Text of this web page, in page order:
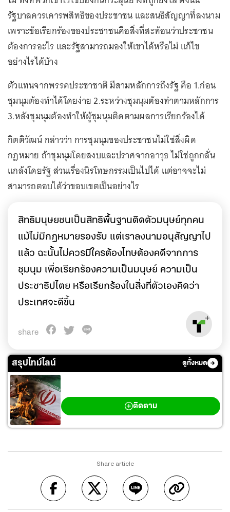
รัฐบาลควรเคารพสิทธิของประชาชน และสนธิสัญญาที่ลงนาม
เพราะข้อเรียกร้องของประชาชนคือสิ่งที่สะท้อนว่าประชาชน
ต้องการอะไร และรัฐสามารถมองให้เขาได้หรือไม่ แก้ไข
อย่างไรได้บ้าง
ตัวแทนจากพรรคประชาชาติ มีสามหลักการถึงรัฐ คือ 1.ก่อน
ชุมนุมต้องทำได้โดยง่าย 2.ระหว่างชุมนุมต้องทำตามหลักการ
3.หลังชุมนุมต้องทำให้ผู้ชุมนุมติดตามผลการเรียกร้องได้
กิตติวัฒน์ กล่าวว่า การชุมนุมของประชาชนไม่ใช่สิ่งผิด
กฎหมาย ถ้าชุมนุมโดยสงบและปราศจากอาวุธ ไม่ใช่ถูกกลั่น
แกล้งโดยรัฐ ส่วนเรื่องนิรโทษกรรมเป็นไปได้ แต่อาจจะไม่
สามารถตอบได้ว่าขอบเขตเป็นอย่างไร
สิทธิมนุษยชนเป็นสิทธิพื้นฐานติดตัวมนุษย์ทุกคน
แม้ไม่มีกฎหมายรองรับ แต่เราลงนามอนุสัญญาไป
แล้ว ฉะนั้นไม่ควรมีใครต้องโทษต้องคดีจากการ
ชุมนุม เพื่อเรียกร้องความเป็นมนุษย์ ความเป็น
ประชาธิปไตย หรือเรียกร้องในสิ่งที่ตัวเองคิดว่า
ประเทศจะดีขึ้น
share
สรุปไทม์ไลน์ ดูทั้งหมด
ติดตาม
Share article